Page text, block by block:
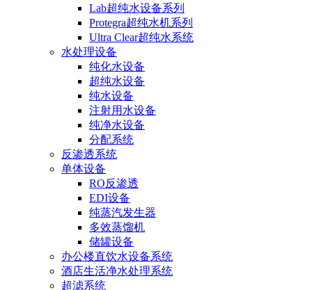
Lab超纯水设备系列
Protegra超纯水机系列
Ultra Clear超纯水系统
水处理设备
纯化水设备
超纯水设备
纯水设备
注射用水设备
纯净水设备
分配系统
反渗透系统
单体设备
RO反渗透
EDI设备
纯蒸汽发生器
多效蒸馏机
储罐设备
办公楼直饮水设备系统
酒店生活净水处理系统
超滤系统